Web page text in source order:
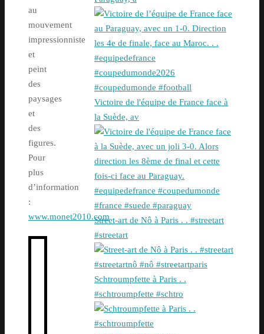
au
mouvement
impressionniste
et
peint
des
paysages
et
des
figures.
Pour
plus
d’information
:
www.monet2010.com
Victoire de l'équipe de France face à
la Suède, av
Street-art de Nô à Paris . . #streetart
#streetart
Schtroumpfette à Paris . .
#schtroumpfette #schtro